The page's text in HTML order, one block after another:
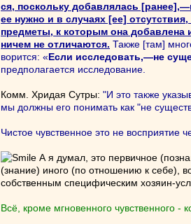
ся, поскольку добавлялась
ее нужно и в случаях [ее] отсутствия,
предметы, к которым она добавлена
ничем не отличаются. Также [там]
ворится: «Если исследовать,—не
предполагается исследование.
Комм. Хридая Сутры: "И это также
мы должны его понимать как "не
Чистое чувственное это не восприятие
А я думал, это первичное
(знание) иного (по отношению к себе),
собственным специфическим хозяин-
Всё, кроме мгновенного чувственного